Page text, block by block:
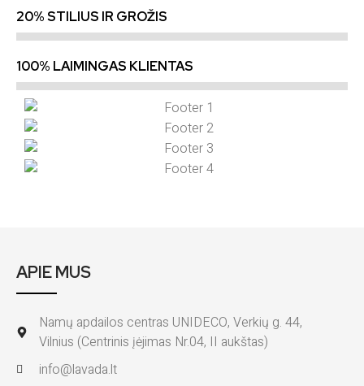
20% STILIUS IR GROŽIS
100% LAIMINGAS KLIENTAS
APIE MUS
Namų apdailos centras UNIDECO, Verkių g. 44,
Vilnius (Centrinis įėjimas Nr.04, II aukštas)
info@lavada.lt